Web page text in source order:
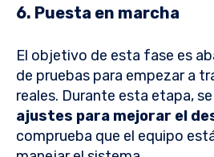
6. Puesta en marcha
El objetivo de esta fase es
de pruebas para empezar a
reales. Durante esta etapa,
ajustes para mejorar el
comprueba que el equipo